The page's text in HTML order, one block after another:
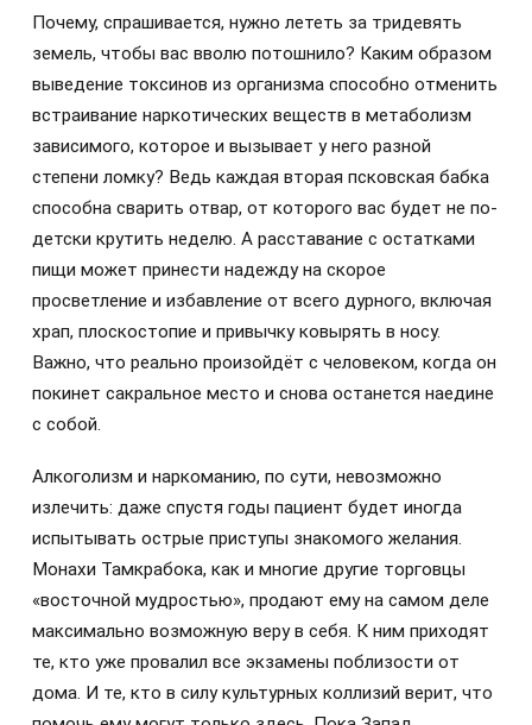
Почему, спрашивается, нужно лететь за тридевять
земель, чтобы вас вволю потошнило? Каким образом
выведение токсинов из организма способно отменить
встраивание наркотических веществ в метаболизм
зависимого, которое и вызывает у него разной
степени ломку? Ведь каждая вторая псковская бабка
способна сварить отвар, от которого вас будет не по-
детски крутить неделю. А расставание с остатками
пищи может принести надежду на скорое
просветление и избавление от всего дурного, включая
храп, плоскостопие и привычку ковырять в носу.
Важно, что реально произойдёт с человеком, когда он
покинет сакральное место и снова останется наедине
с собой.
Алкоголизм и наркоманию, по сути, невозможно
излечить: даже спустя годы пациент будет иногда
испытывать острые приступы знакомого желания.
Монахи Тамкрабока, как и многие другие торговцы
«восточной мудростью», продают ему на самом деле
максимально возможную веру в себя. К ним приходят
те, кто уже провалил все экзамены поблизости от
дома. И те, кто в силу культурных коллизий верит, что